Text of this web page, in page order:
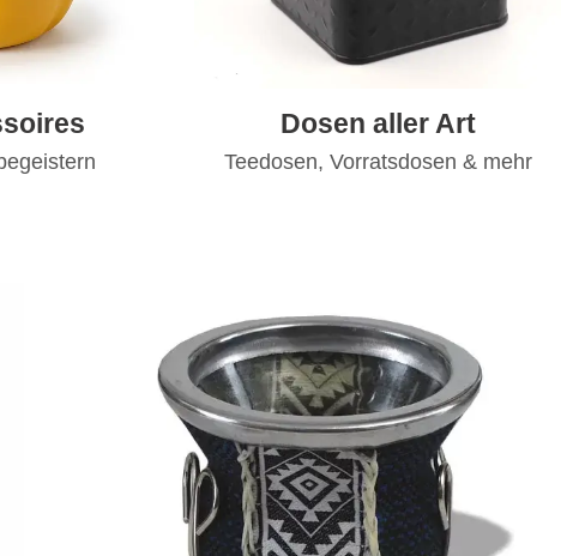
Dosen aller Art
Teedosen, Vorratsdosen & mehr